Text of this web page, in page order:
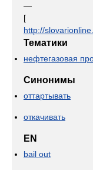
—
[
http://
Тематики
нефтегазовая
Синонимы
оттартывать
откачивать
EN
bail out